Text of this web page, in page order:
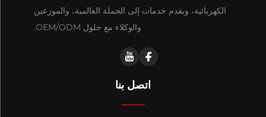
الكهربائية، ويقدم خدمات إلى الجملة العالمية، والموزعين
والوكلاء مع حلول OEM/ODM.
اتصل بنا